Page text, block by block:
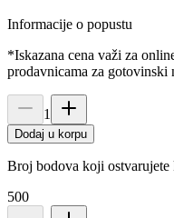
Informacije o popustu
*Iskazana cena važi za
prodavnicama za gotovinski
1
Dodaj u korpu
Broj bodova koji
500